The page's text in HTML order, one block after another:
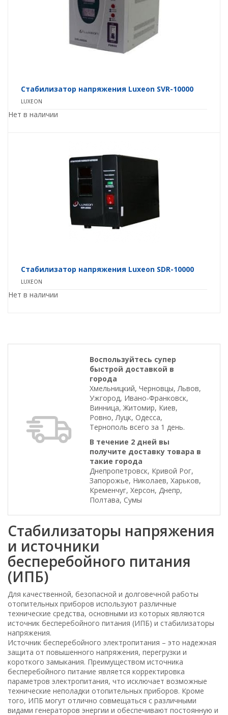
Стабилизатор напряжения Luxeon SVR-10000
LUXEON
Нет в наличии
Стабилизатор напряжения Luxeon SDR-10000
LUXEON
Нет в наличии
Воспользуйтесь супер
быстрой доставкой в
города
Хмельницкий, Черновцы, Львов,
Ужгород, Ивано-Франковск,
Винница, Житомир, Киев,
Ровно, Луцк, Одесса,
Тернополь всего за 1 день.
В течение 2 дней вы
получите доставку товара в
такие города
Днепропетровск, Кривой Рог,
Запорожье, Николаев, Харьков,
Кременчуг, Херсон, Днепр,
Полтава, Сумы
Стабилизаторы напряжения
и источники
бесперебойного питания
(ИПБ)
Для качественной, безопасной и долговечной работы
отопительных приборов используют различные
технические средства, основными из которых являются
источник бесперебойного питания (ИПБ) и стабилизаторы
напряжения.
Источник бесперебойного электропитания – это надежная
защита от повышенного напряжения, перегрузки и
короткого замыкания. Преимуществом источника
бесперебойного питание является корректировка
параметров электропитания, что исключает возможные
технические неполадки отопительных приборов. Кроме
того, ИПБ могут отлично совмещаться с различными
видами генераторов энергии и обеспечивают постоянную и